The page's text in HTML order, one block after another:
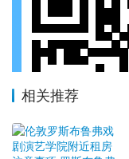
相关推荐